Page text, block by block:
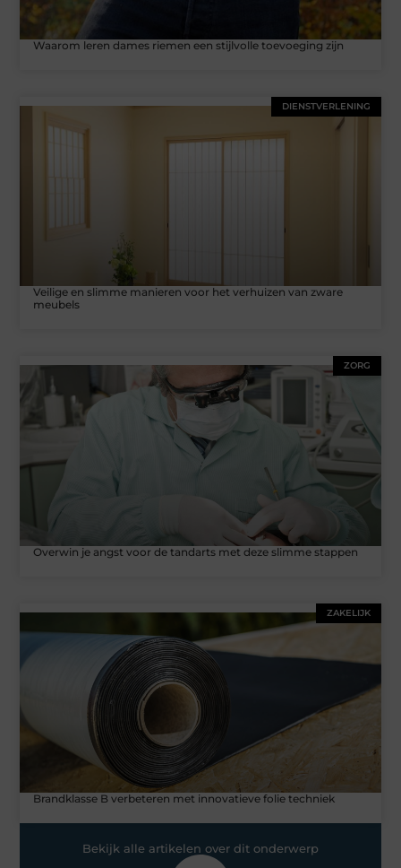
Waarom leren dames riemen een stijlvolle toevoeging zijn
DIENSTVERLENING
Veilige en slimme manieren voor het verhuizen van zware
meubels
ZORG
Overwin je angst voor de tandarts met deze slimme stappen
ZAKELIJK
Brandklasse B verbeteren met innovatieve folie techniek
Bekijk alle artikelen over dit onderwerp